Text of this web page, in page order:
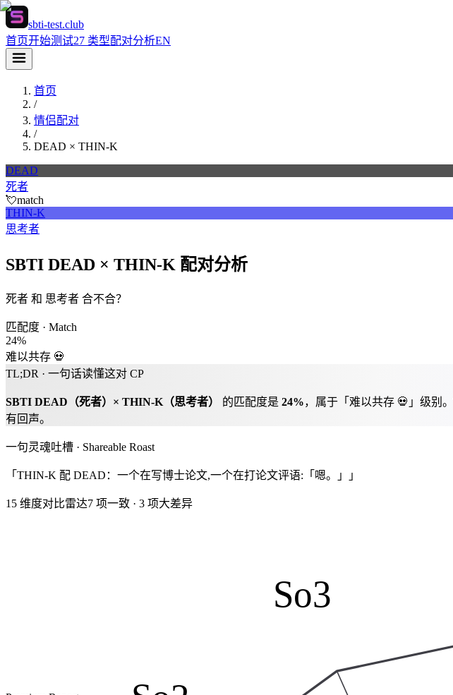
sbti-test.club
首页开始测试27 类型配对分析EN
首页
/
情侣配对
/
DEAD × THIN-K
DEAD
死者
💘match
THIN-K
思考者
SBTI DEAD × THIN-K 配对分析
死者 和 思考者 合不合？
匹配度 · Match
24%
难以共存 💀
TL;DR · 一句话读懂这对 CP
SBTI DEAD （死者）× THIN-K （思考者） 的匹配度是 24%，属于「 难以共存 💀 」级别。
有回声。
一句灵魂吐槽 · Shareable Roast
「THIN-K 配 DEAD：一个在写博士论文,一个在打论文评语:「嗯。」」
15 维度对比雷达7 项一致 · 3 项大差异
So3